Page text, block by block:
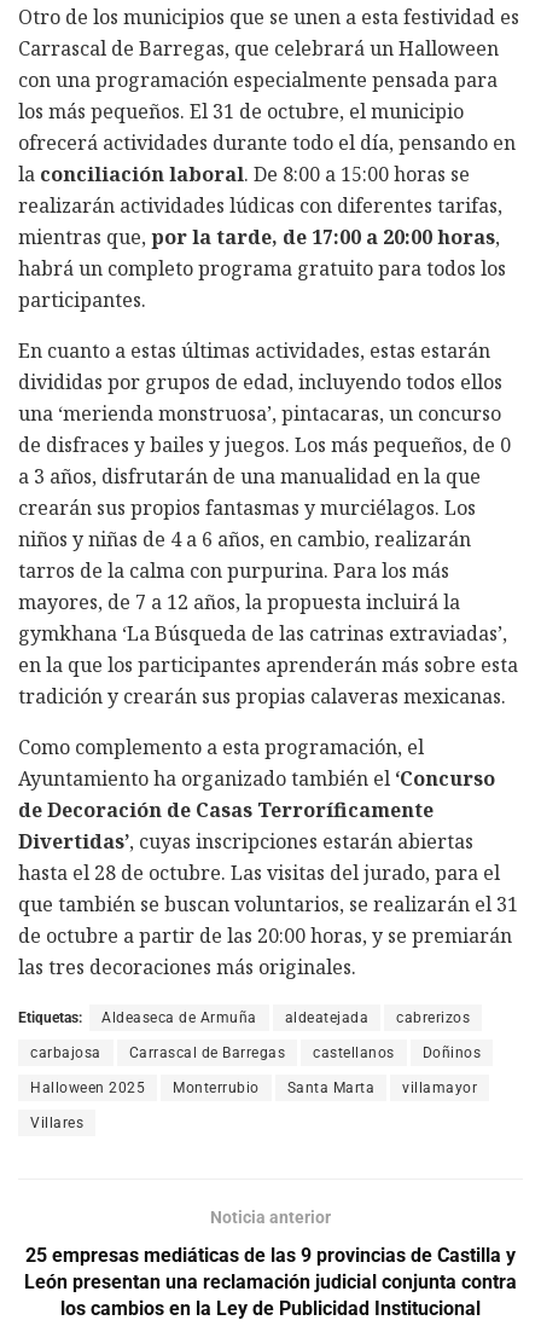
Otro de los municipios que se unen a esta festividad es
Carrascal de Barregas, que celebrará un Halloween
con una programación especialmente pensada para
los más pequeños. El 31 de octubre, el municipio
ofrecerá actividades durante todo el día, pensando en
la conciliación laboral. De 8:00 a 15:00 horas se
realizarán actividades lúdicas con diferentes tarifas,
mientras que,por la tarde, de 17:00 a 20:00 horas,
habrá un completo programa gratuito para todos los
participantes.
En cuanto a estas últimas actividades, estas estarán
divididas por grupos de edad, incluyendo todos ellos
una ‘merienda monstruosa’, pintacaras, un concurso
de disfraces y bailes y juegos. Los más pequeños, de 0
a 3 años, disfrutarán de una manualidad en la que
crearán sus propios fantasmas y murciélagos. Los
niños y niñas de 4 a 6 años, en cambio, realizarán
tarros de la calma con purpurina. Para los más
mayores, de 7 a 12 años, la propuesta incluirá la
gymkhana ‘La Búsqueda de las catrinas extraviadas’,
en la que los participantes aprenderán más sobre esta
tradición y crearán sus propias calaveras mexicanas.
Como complemento a esta programación, el
Ayuntamiento ha organizado también el ‘Concurso
de Decoración de Casas Terroríficamente
Divertidas’, cuyas inscripciones estarán abiertas
hasta el 28 de octubre. Las visitas del jurado, para el
que también se buscan voluntarios, se realizarán el 31
de octubre a partir de las 20:00 horas, y se premiarán
las tres decoraciones más originales.
Etiquetas: Aldeaseca de Armuña aldeatejada cabrerizos
carbajosa Carrascal de Barregas castellanos Doñinos
Halloween 2025 Monterrubio Santa Marta villamayor
Villares
Noticia anterior
25 empresas mediáticas de las 9 provincias de Castilla y
León presentan una reclamación judicial conjunta contra
los cambios en la Ley de Publicidad Institucional